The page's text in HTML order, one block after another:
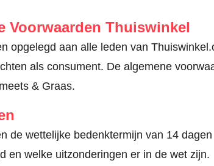
Voorwaarden Thuiswinkel
opgelegd aan alle leden van
als consument. De algemene
& Graas.
de wettelijke bedenktermijn van 14 dagen
en welke uitzonderingen er in de wet zijn.